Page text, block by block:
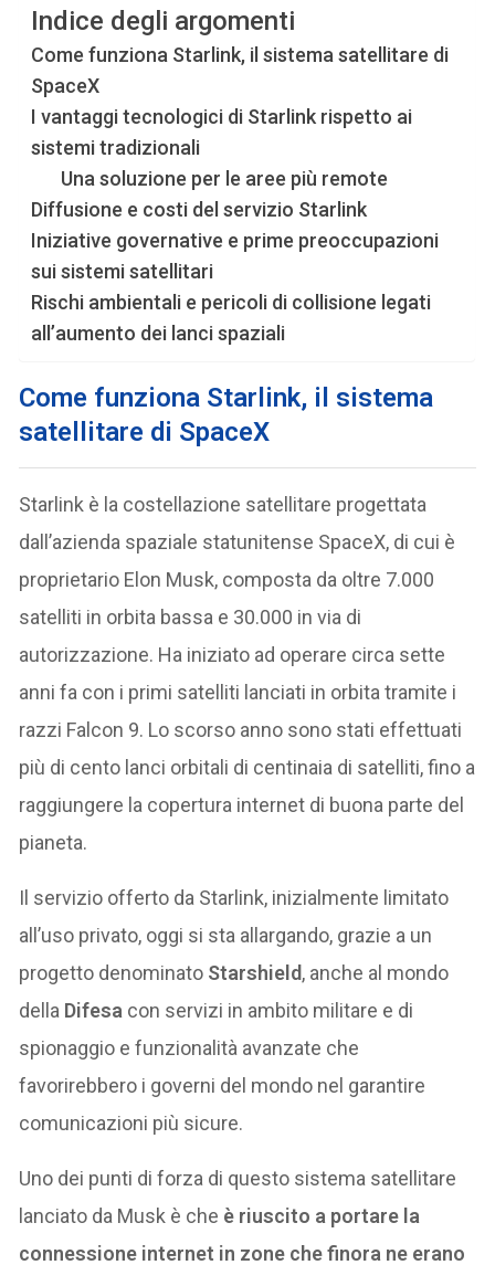
Indice degli argomenti
Come funziona Starlink, il sistema satellitare di
SpaceX
I vantaggi tecnologici di Starlink rispetto ai
sistemi tradizionali
Una soluzione per le aree più remote
Diffusione e costi del servizio Starlink
Iniziative governative e prime preoccupazioni
sui sistemi satellitari
Rischi ambientali e pericoli di collisione legati
all’aumento dei lanci spaziali
Come funziona Starlink, il sistema
satellitare di SpaceX
Starlink è la costellazione satellitare progettata
dall’azienda spaziale statunitense SpaceX, di cui è
proprietario Elon Musk, composta da oltre 7.000
satelliti in orbita bassa e 30.000 in via di
autorizzazione. Ha iniziato ad operare circa sette
anni fa con i primi satelliti lanciati in orbita tramite i
razzi Falcon 9. Lo scorso anno sono stati effettuati
più di cento lanci orbitali di centinaia di satelliti, fino a
raggiungere la copertura internet di buona parte del
pianeta.
Il servizio offerto da Starlink, inizialmente limitato
all’uso privato, oggi si sta allargando, grazie a un
progetto denominato Starshield, anche al mondo
della Difesa con servizi in ambito militare e di
spionaggio e funzionalità avanzate che
favorirebbero i governi del mondo nel garantire
comunicazioni più sicure.
Uno dei punti di forza di questo sistema satellitare
lanciato da Musk è che è riuscito a portare la
connessione internet in zone che finora ne erano